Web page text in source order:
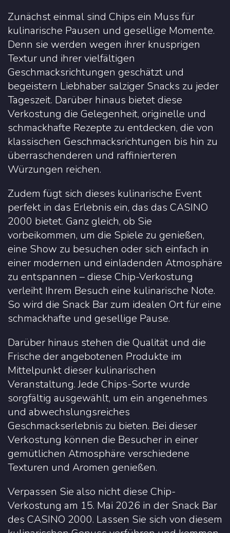
Zunächst einmal sind Chips ein Muss für
kulinarische Pausen und gesellige Momente.
Denn sie werden wegen ihrer knusprigen
Textur und ihrer vielfältigen
Geschmacksrichtungen geschätzt und
begeistern Liebhaber salziger Snacks zu jeder
Tageszeit. Darüber hinaus bietet diese
Verkostung die Gelegenheit, originelle und
schmackhafte Rezepte zu entdecken, die von
klassischen Geschmacksrichtungen bis hin zu
überraschenderen und raffinierteren
Würzungen reichen.
Zudem fügt sich dieses kulinarische Event
perfekt in das Erlebnis ein, das das CASINO
2000 bietet. Ganz gleich, ob Sie
vorbeikommen, um die Spiele zu genießen,
eine Show zu besuchen oder sich einfach in
einer modernen und einladenden Atmosphäre
zu entspannen – diese Chip-Verkostung
verleiht Ihrem Besuch eine kulinarische Note.
So wird die Snack Bar zum idealen Ort für eine
schmackhafte und gesellige Pause.
Darüber hinaus stehen die Qualität und die
Frische der angebotenen Produkte im
Mittelpunkt dieser kulinarischen
Veranstaltung. Jede Chips-Sorte wurde
sorgfältig ausgewählt, um ein angenehmes
und abwechslungsreiches
Geschmackserlebnis zu bieten. Bei dieser
Verkostung können die Besucher in einer
gemütlichen Atmosphäre verschiedene
Texturen und Aromen genießen.
Verpassen Sie also nicht diese Chip-
Verkostung am 15. Mai 2026 in der Snack Bar
des CASINO 2000. Lassen Sie sich von diesem